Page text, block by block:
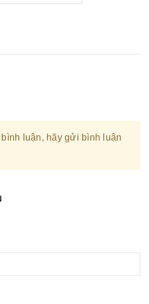
luận, hãy gửi bình luận